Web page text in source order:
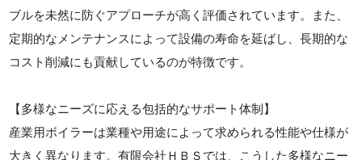
ブルを未然に防ぐアプローチが高く評価されています。また、
定期的なメンテナンスによって設備の寿命を延ばし、長期的な
コスト削減にも貢献しているのが特徴です。
【多様なニーズに応える包括的なサポート体制】
産業用ボイラーは業種や用途によって求められる性能や仕様が
大きく異なります。有限会社ＨＢＳでは、こうした多様なニー